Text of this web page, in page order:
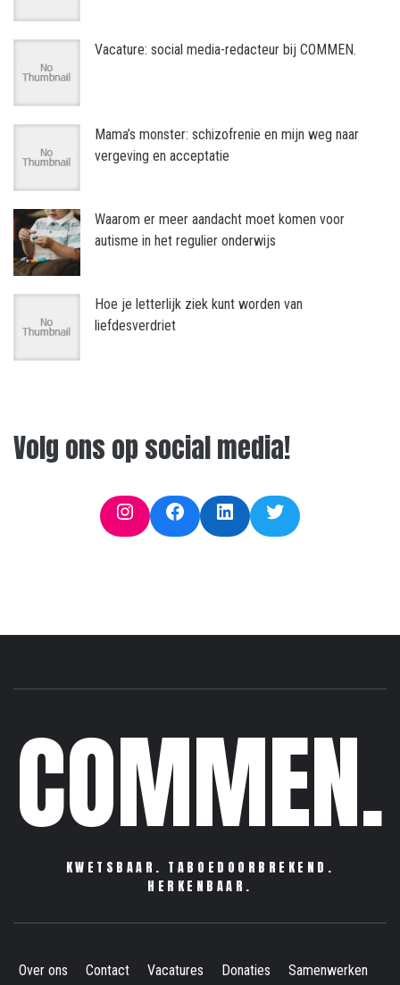
Vacature: social media-redacteur bij COMMEN.
Mama’s monster: schizofrenie en mijn weg naar
vergeving en acceptatie
Waarom er meer aandacht moet komen voor
autisme in het regulier onderwijs
Hoe je letterlijk ziek kunt worden van
liefdesverdriet
Volg ons op social media!
InstagramFacebookLinkedInTwitter
COMMEN.
KWETSBAAR. TABOEDOORBREKEND.
HERKENBAAR.
Over ons Contact Vacatures Donaties Samenwerken